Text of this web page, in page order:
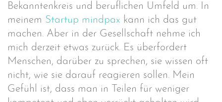
Bekanntenkreis und beruflichen Umfeld um. In
meinem Startup mindpax kann ich das gut
machen. Aber in der Gesellschaft nehme ich
mich derzeit etwas zurück. Es überfordert
Menschen, darüber zu sprechen, sie wissen oft
nicht, wie sie darauf reagieren sollen. Mein
Gefühl ist, dass man in Teilen für weniger